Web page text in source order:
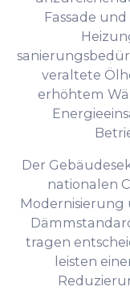
Fassade
veraltete
erhöhtem
Der
nationalen
tragen
leisten